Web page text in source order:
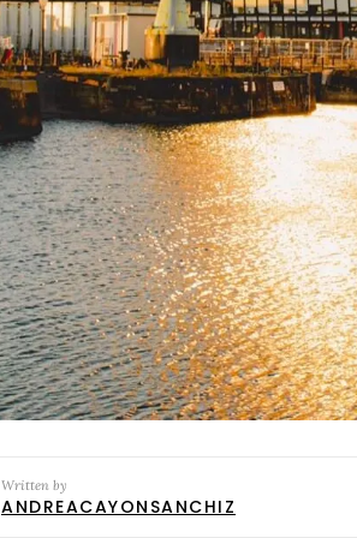
Written by
ANDREACAYONSANCHIZ